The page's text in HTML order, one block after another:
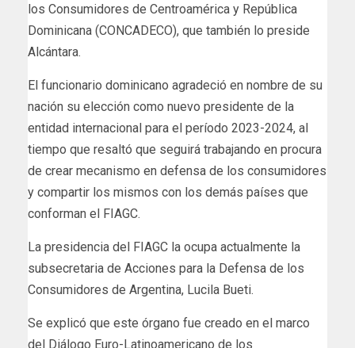
los Consumidores de Centroamérica y República
Dominicana (CONCADECO), que también lo preside
Alcántara.
El funcionario dominicano agradeció en nombre de su
nación su elección como nuevo presidente de la
entidad internacional para el período 2023-2024, al
tiempo que resaltó que seguirá trabajando en procura
de crear mecanismo en defensa de los consumidores
y compartir los mismos con los demás países que
conforman el FIAGC.
La presidencia del FIAGC la ocupa actualmente la
subsecretaria de Acciones para la Defensa de los
Consumidores de Argentina, Lucila Bueti.
Se explicó que este órgano fue creado en el marco
del Diálogo Euro-Latinoamericano de los